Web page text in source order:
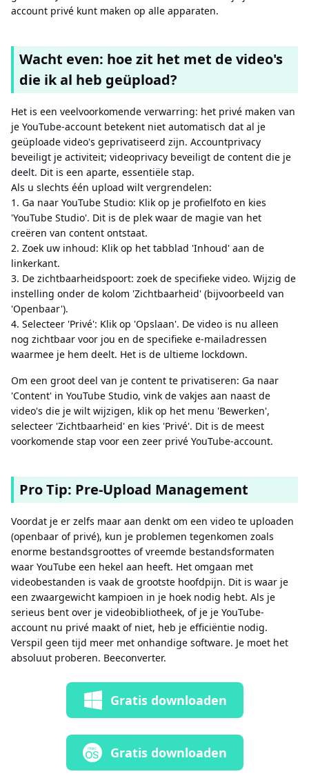
account privé kunt maken op alle apparaten.
Wacht even: hoe zit het met de video's
die ik al heb geüpload?
Het is een veelvoorkomende verwarring: het privé maken van
je YouTube-account betekent niet automatisch dat al je
geüploade video's geprivatiseerd zijn. Accountprivacy
beveiligt je activiteit; videoprivacy beveiligt de content die je
deelt. Dit is een aparte, essentiële stap.
Als u slechts één upload wilt vergrendelen:
1. Ga naar YouTube Studio: Klik op je profielfoto en kies
'YouTube Studio'. Dit is de plek waar de magie van het
creëren van content ontstaat.
2. Zoek uw inhoud: Klik op het tabblad 'Inhoud' aan de
linkerkant.
3. De zichtbaarheidspoort: zoek de specifieke video. Wijzig de
instelling onder de kolom 'Zichtbaarheid' (bijvoorbeeld van
'Openbaar').
4. Selecteer 'Privé': Klik op 'Opslaan'. De video is nu alleen
nog zichtbaar voor jou en de specifieke e-mailadressen
waarmee je hem deelt. Het is de ultieme lockdown.
Om een ​​groot deel van je content te privatiseren: Ga naar
'Content' in YouTube Studio, vink de vakjes aan naast de
video's die je wilt wijzigen, klik op het menu 'Bewerken',
selecteer 'Zichtbaarheid' en kies 'Privé'. Dit is de meest
voorkomende stap voor een zeer privé YouTube-account.
Pro Tip: Pre-Upload Management
Voordat je er zelfs maar aan denkt om een ​​video te uploaden
(openbaar of privé), kun je problemen tegenkomen zoals
enorme bestandsgroottes of vreemde bestandsformaten
waar YouTube een hekel aan heeft. Het omgaan met
videobestanden is vaak de grootste hoofdpijn. Dit is waar je
een zwaargewicht kampioen in je hoek nodig hebt. Als je
serieus bent over je videobibliotheek, of je je YouTube-
account nu privé maakt of niet, heb je efficiëntie nodig.
Verspil geen tijd meer met onhandige software. Je moet het
absoluut proberen. Beeconverter.
Gratis downloaden
Gratis downloaden